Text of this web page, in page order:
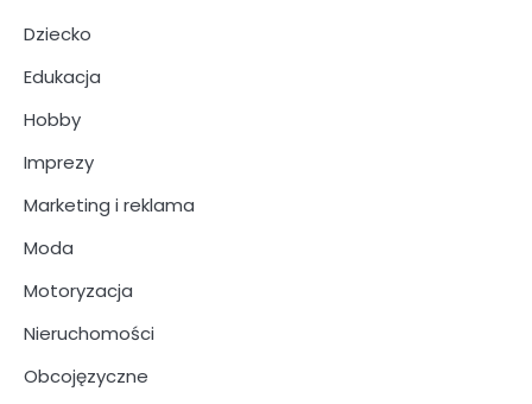
Dziecko
Edukacja
Hobby
Imprezy
Marketing i reklama
Moda
Motoryzacja
Nieruchomości
Obcojęzyczne